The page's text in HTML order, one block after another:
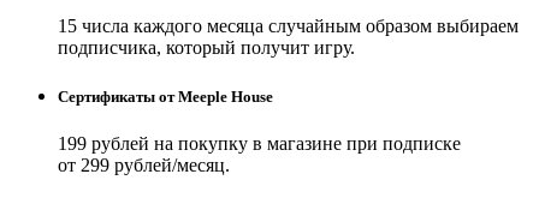
15 числа каждого месяца случайным образом выбираем
подписчика, который получит игру.
Сертификаты от Meeple House
199 рублей на покупку в магазине при подписке
от 299 рублей/месяц.